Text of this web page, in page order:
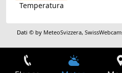
Temperatura
Dati © by MeteoSvizzera,